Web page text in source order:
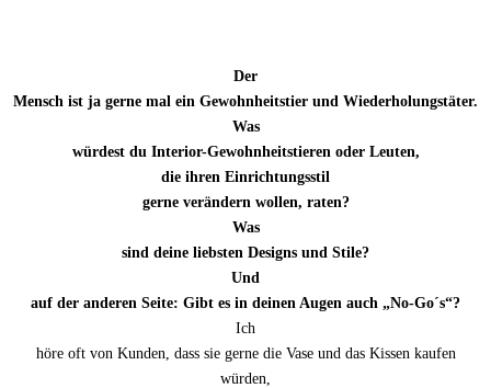
Der
Mensch ist ja gerne mal ein Gewohnheitstier und Wiederholungstäter.
Was
würdest du Interior-Gewohnheitstieren oder Leuten,
die ihren Einrichtungsstil
gerne verändern wollen, raten?
Was
sind deine liebsten Designs und Stile?
Und
auf der anderen Seite: Gibt es in deinen Augen auch „No-Go´s“?
Ich
höre oft von Kunden, dass sie gerne die Vase und das Kissen kaufen
würden,